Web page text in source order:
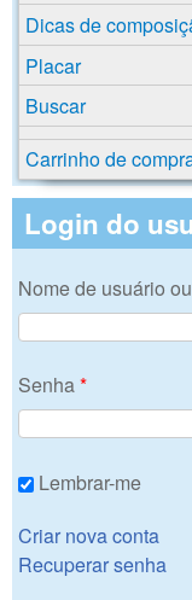
Dicas de
Placar
Buscar
Carrinho de
Login do
Nome de usuário
Senha*
Lembrar-me
Criar nova conta
Recuperar senha